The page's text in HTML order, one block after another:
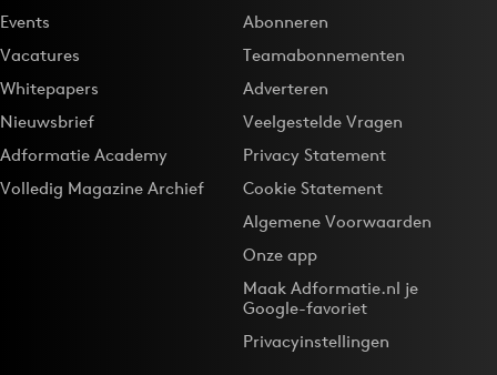
Events
Vacatures
Whitepapers
Nieuwsbrief
Adformatie Academy
Volledig Magazine Archief
Abonneren
Teamabonnementen
Adverteren
Veelgestelde Vragen
Privacy Statement
Cookie Statement
Algemene Voorwaarden
Onze app
Maak Adformatie.nl je
Google-favoriet
Privacyinstellingen